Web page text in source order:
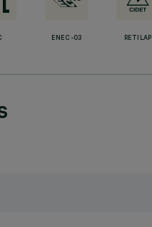
ENEC-03 RETILAP